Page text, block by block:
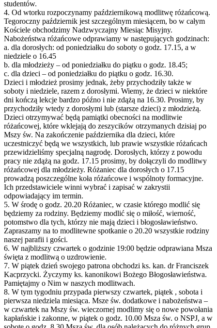
studentów.
4. Od wtorku rozpoczynamy październikową modlitwę różańcową.
Tegoroczny październik jest szczególnym miesiącem, bo w całym
Kościele obchodzimy Nadzwyczajny Miesiąc Misyjny.
Nabożeństwa różańcowe odprawiamy w następujących godzinach:
a. dla dorosłych: od poniedziałku do soboty o godz. 17.15, a w
niedziele o 16.45
b. dla młodzieży – od poniedziałku do piątku o godz. 18.45;
c. dla dzieci – od poniedziałku do piątku o godz. 16.30.
Dzieci i młodzież prosimy jednak, żeby przychodziły także w
soboty i niedziele, razem z dorosłymi. Wiemy, że dzieci w niektóre
dni kończą lekcje bardzo późno i nie zdążą na 16.30. Prosimy, by
przychodziły wtedy z dorosłymi lub (starsze dzieci) z młodzieżą.
Dzieci otrzymywać będą pamiątki obecności na modlitwie
różańcowej, które wklejają do zeszycików otrzymanych dzisiaj po
Mszy św. Na zakończenie października dla dzieci, które
uczestniczyć będą we wszystkich, lub prawie wszystkie różańcach
przewidzieliśmy specjalną nagrodę. Dorosłych, którzy z powodu
pracy nie zdążą na godz. 17.15 prosimy, by dołączyli do modlitwy
różańcowej dla młodzieży. Różaniec dla dorosłych o 17.15
prowadzą poszczególne koła różańcowe i wspólnoty formacyjne.
Ich przedstawiciele winni wybrać i zapisać w zakrystii
odpowiadający im termin.
5. W środę o godz. 20.20 Różaniec, w czasie którego modlić się
będziemy za rodziny. Będziemy modlić się o miłość, wierność,
potomstwo dla tych, którzy nie mają dzieci i błogosławieństwo.
Zapraszamy na to modlitewne spotkanie o 20.20 wszystkie rodziny
naszej parafii i gości.
6. W najbliższy czwartek o godzinie 19:00 będzie odprawiana Msza
święta z modlitwą o uzdrowienie.
7. W piątek dzień swojego patrona obchodzi ks. kan. dr Franciszek
Kacprzycki. Życzymy ks. kanonikowi Bożego Błogosławieństwa.
Pamiętajmy o Nim w naszych modlitwach.
8. W tym tygodniu przypada pierwszy czwartek, piątek , sobota i
pierwsza niedziela miesiąca. Msze św. dodatkowe i nabożeństwa –
w czwartek na Mszy św. wieczornej modlimy się o nowe powołania
kapłańskie i zakonne, w piątek o godz. 10.00 Msza św. o NSPJ, a w